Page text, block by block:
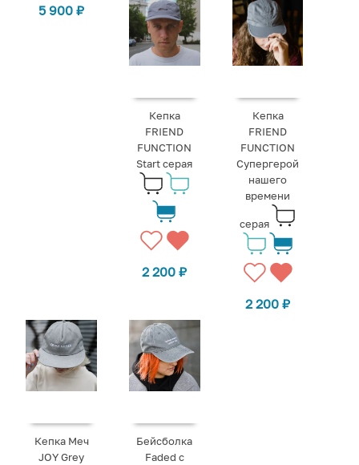
5 900₽
Кепка
FRIEND
FUNCTION
Start серая
2 200₽
Кепка
FRIEND
FUNCTION
Супергерой
нашего
времени
серая
2 200₽
Кепка Меч
JOY Grey
Бейсболка
Faded с